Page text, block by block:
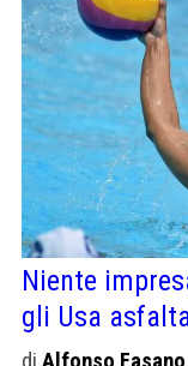
Niente
gli Usa
di Alfonso Fasano